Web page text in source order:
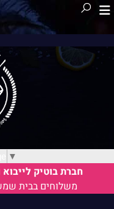
▼
חברת בוטיק
משלוחים בבית שמש 15 ש"ח בקנייה מעל